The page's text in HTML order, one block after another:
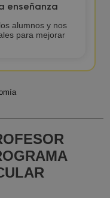
enseñanza
alumnos y nos
para mejorar